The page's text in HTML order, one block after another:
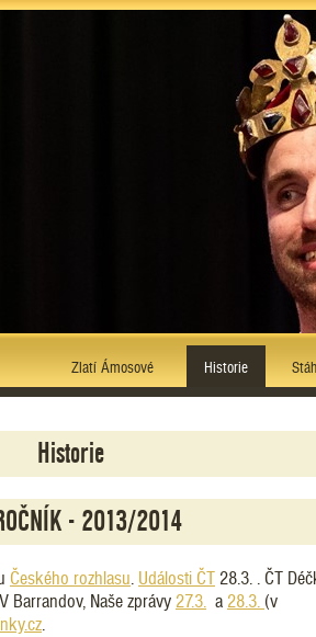
Zlatí Ámosové Historie
Historie
- 2013/2014
Českého rozhlasu. Události ČT 28.3. . ČT
Barrandov, Naše zprávy 27.3. a 28.3. (v
.